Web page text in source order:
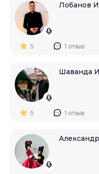
Лобанов
5 1 отзыв
Шаванда
5 1 отзыв